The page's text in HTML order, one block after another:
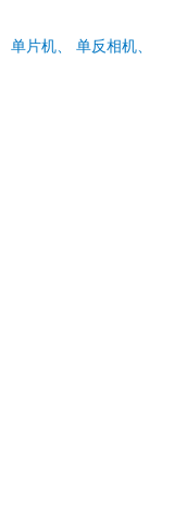
单片机、
单反相机、